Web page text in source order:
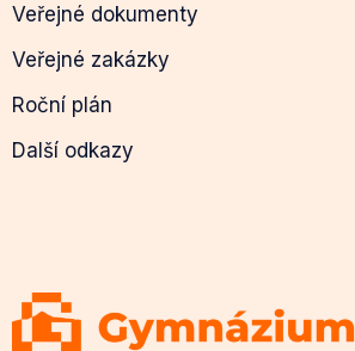
Veřejné dokumenty
Veřejné zakázky
Roční plán
Další odkazy